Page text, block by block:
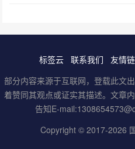
标签云 联系我们 友情
部分内容来源于互联网，登载此文
着赞同其观点或证实其描述。文章
告知E-
Copyright © 2017-2026